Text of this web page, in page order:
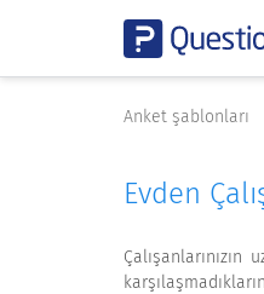
Anket şablonları
Evden